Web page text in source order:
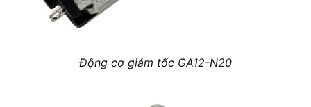
Động cơ giảm tốc GA12-N20